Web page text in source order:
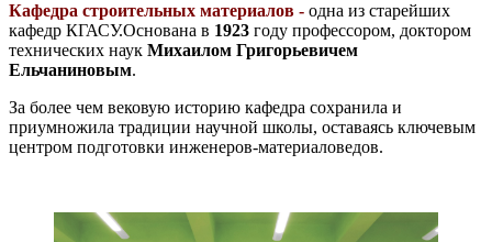
Кафедра строительных материалов - одна из старейших
кафедр КГАСУ.Основана в 1923 году профессором, доктором
технических наук Михаилом Григорьевичем
Ельчаниновым.
За более чем вековую историю кафедра сохранила и
приумножила традиции научной школы, оставаясь ключевым
центром подготовки инженеров-материаловедов.